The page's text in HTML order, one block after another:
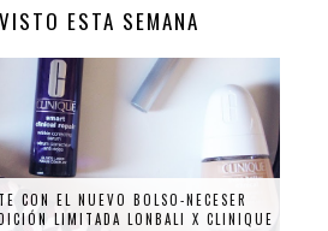
ESTA SEMANA
CON EL NUEVO BOLSO-NECESER
LIMITADA LONBALI X CLINIQUE